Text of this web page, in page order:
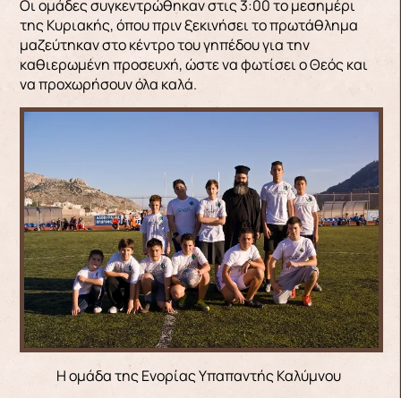
Οι ομάδες συγκεντρώθηκαν στις 3:00 το μεσημέρι
της Κυριακής, όπου πριν ξεκινήσει το πρωτάθλημα
μαζεύτηκαν στο κέντρο του γηπέδου για την
καθιερωμένη προσευχή, ώστε να φωτίσει ο Θεός και
να προχωρήσουν όλα καλά.
Η ομάδα της Ενορίας Υπαπαντής Καλύμνου